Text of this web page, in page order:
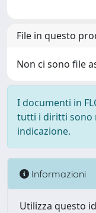
File in questo
Non ci sono file
I documenti in
tutti i diritti sono
indicazione.
Informazioni
Utilizza questo